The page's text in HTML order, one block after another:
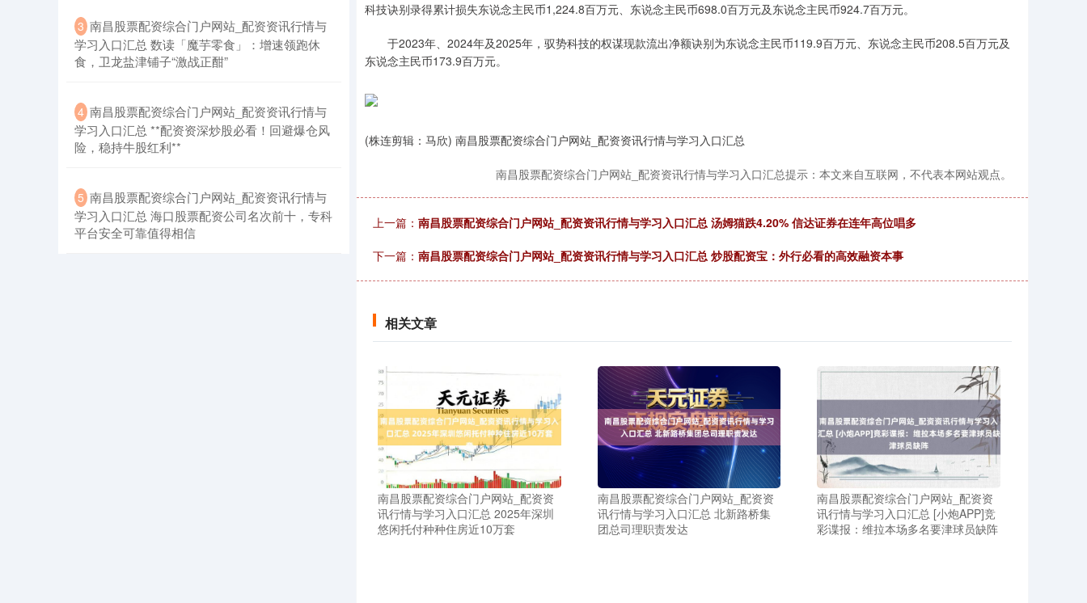
科技诀别录得累计损失东说念主民币1,224.8百万元、东说念主民币698.0百万元及东说念主民币924.7百万元。
于2023年、2024年及2025年，驭势科技的权谋现款流出净额诀别为东说念主民币119.9百万元、东说念主民币208.5百万元及
东说念主民币173.9百万元。
(株连剪辑：马欣) 南昌股票配资综合门户网站_配资资讯行情与学习入口汇总
南昌股票配资综合门户网站_配资资讯行情与学习入口汇总提示：本文来自互联网，不代表本网站观点。
上一篇： 南昌股票配资综合门户网站_配资资讯行情与学习入口汇总 汤姆猫跌4.20% 信达证券在连年高位唱多
下一篇： 南昌股票配资综合门户网站_配资资讯行情与学习入口汇总 炒股配资宝：外行必看的高效融资本事
相关文章
南昌股票配资综合门户网站_配资资
讯行情与学习入口汇总 2025年深圳
悠闲托付种种住房近10万套
南昌股票配资综合门户网站_配资资
讯行情与学习入口汇总 北新路桥集
团总司理职责发达
南昌股票配资综合门户网站_配资资
讯行情与学习入口汇总 [小炮APP]竞
彩谍报：维拉本场多名要津球员缺阵
3 ​南昌股票配资综合门户网站_配资资讯行情与
学习入口汇总 数读「魔芋零食」：增速领跑休
食，卫龙盐津铺子“激战正酣”
4 ​南昌股票配资综合门户网站_配资资讯行情与
学习入口汇总 **配资资深炒股必看！回避爆仓风
险，稳持牛股红利**
5 ​南昌股票配资综合门户网站_配资资讯行情与
学习入口汇总 海口股票配资公司名次前十，专科
平台安全可靠值得相信